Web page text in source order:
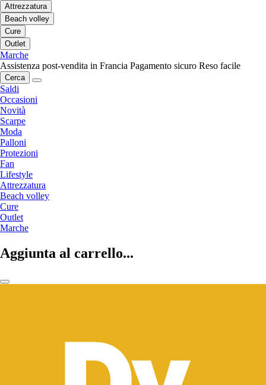
Attrezzatura
Beach volley
Cure
Outlet
Marche
Assistenza post-vendita in Francia Pagamento sicuro Reso facile
Cerca
Saldi
Occasioni
Novità
Scarpe
Moda
Palloni
Protezioni
Fan
Lifestyle
Attrezzatura
Beach volley
Cure
Outlet
Marche
Aggiunta al carrello...